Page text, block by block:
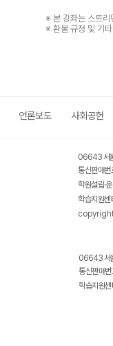
※ 본 강좌는 스트리
※ 환불 규정 및 기
언론보도 사회공헌
06643 서
통신판매
학원설립·
학습지원
06643 서
통신판매
학습지원